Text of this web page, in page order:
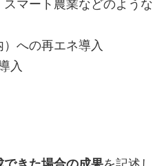
マート農業などのような
への再エネ導入
入